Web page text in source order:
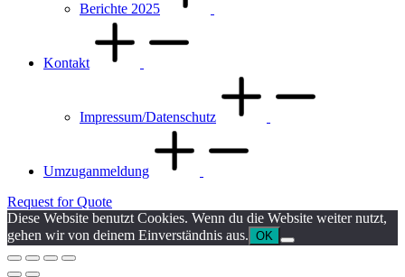
Berichte 2025
Kontakt
Impressum/Datenschutz
Umzuganmeldung
Request for Quote
Diese Website benutzt Cookies. Wenn du die Website weiter nutzt,
gehen wir von deinem Einverständnis aus. OK